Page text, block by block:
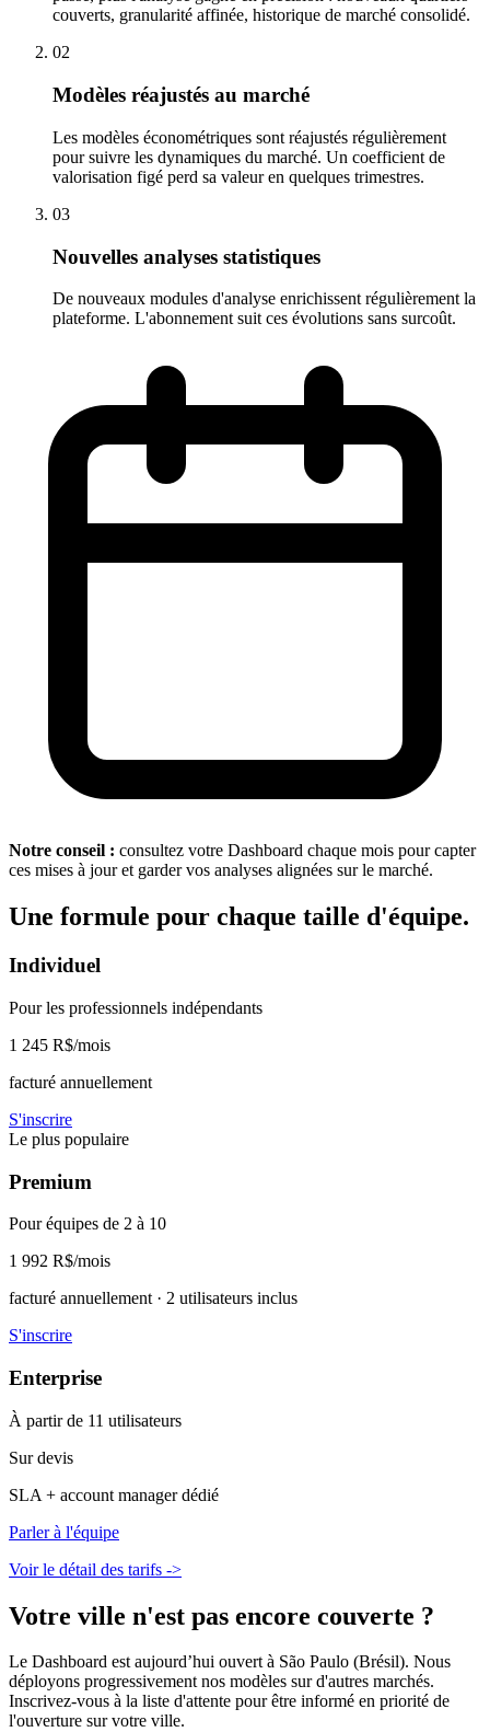
couverts, granularité affinée, historique de marché consolidé.
02
Modèles réajustés au marché
Les modèles économétriques sont réajustés régulièrement
pour suivre les dynamiques du marché. Un coefficient de
valorisation figé perd sa valeur en quelques trimestres.
03
Nouvelles analyses statistiques
De nouveaux modules d'analyse enrichissent régulièrement la
plateforme. L'abonnement suit ces évolutions sans surcoût.
Notre conseil : consultez votre Dashboard chaque mois pour capter
ces mises à jour et garder vos analyses alignées sur le marché.
Une formule pour chaque taille d'équipe.
Individuel
Pour les professionnels indépendants
1 245 R$/mois
facturé annuellement
S'inscrire
Le plus populaire
Premium
Pour équipes de 2 à 10
1 992 R$/mois
facturé annuellement · 2 utilisateurs inclus
S'inscrire
Enterprise
À partir de 11 utilisateurs
Sur devis
SLA + account manager dédié
Parler à l'équipe
Voir le détail des tarifs ->
Votre ville n'est pas encore couverte ?
Le Dashboard est aujourd’hui ouvert à São Paulo (Brésil). Nous
déployons progressivement nos modèles sur d'autres marchés.
Inscrivez-vous à la liste d'attente pour être informé en priorité de
l'ouverture sur votre ville.